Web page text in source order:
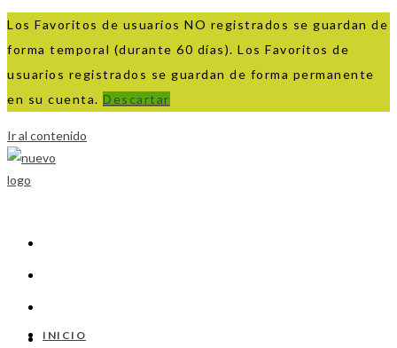
Los Favoritos de usuarios NO registrados se guardan de
forma temporal (durante 60 días). Los Favoritos de
usuarios registrados se guardan de forma permanente
en su cuenta. Descartar
Ir al contenido
INICIO